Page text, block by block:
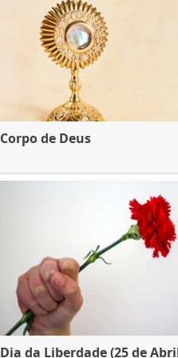
Corpo de Deus
Dia da Liberdade (25 de